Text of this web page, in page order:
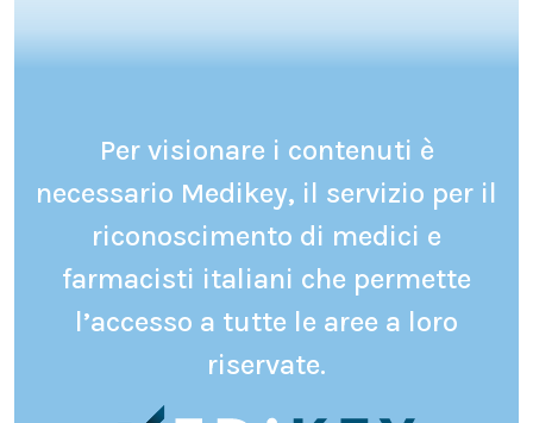
Per visionare i contenuti è
necessario Medikey, il servizio per il
riconoscimento di medici e
farmacisti italiani che permette
l’accesso a tutte le aree a loro
riservate.